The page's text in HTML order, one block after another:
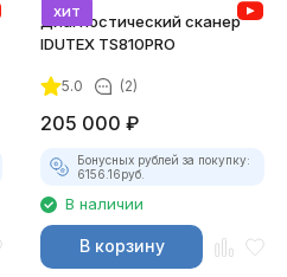
хит
Диагностический сканер
IDUTEX TS810PRO
5.0 (2)
205 000 ₽
Бонусных рублей за покупку:
6156.16руб.
В наличии
В корзину